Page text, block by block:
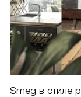
Smeg в стиле